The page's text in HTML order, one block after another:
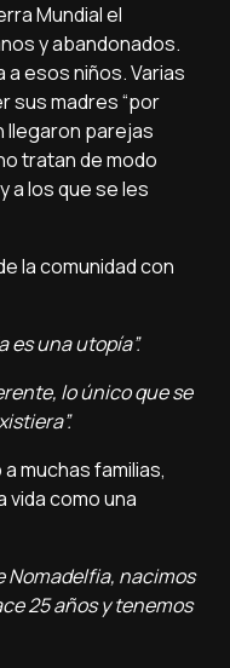
Mundial el
y abandonados.
a esos niños. Varias
sus madres “por
llegaron parejas
tratan de modo
a los que se les
la comunidad con
es una utopía”.
lo único que se
muchas familias,
vida como una
Nomadelfia, nacimos
25 años y tenemos